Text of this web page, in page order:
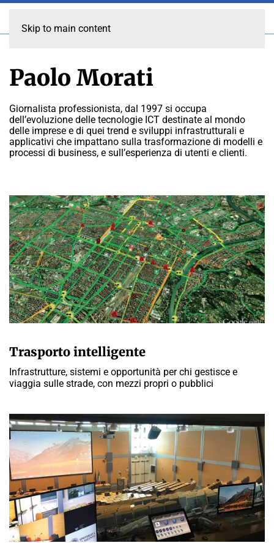
Skip to main content
Paolo Morati
Giornalista professionista, dal 1997 si occupa
dell’evoluzione delle tecnologie ICT destinate al mondo
delle imprese e di quei trend e sviluppi infrastrutturali e
applicativi che impattano sulla trasformazione di modelli e
processi di business, e sull’esperienza di utenti e clienti.
Trasporto intelligente
Infrastrutture, sistemi e opportunità per chi gestisce e
viaggia sulle strade, con mezzi propri o pubblici